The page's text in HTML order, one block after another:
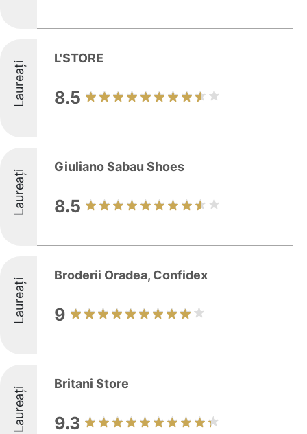
Laureați
L'STORE
8.5
Laureați
Giuliano Sabau Shoes
8.5
Laureați
Broderii Oradea, Confidex
9
Laureați
Britani Store
9.3